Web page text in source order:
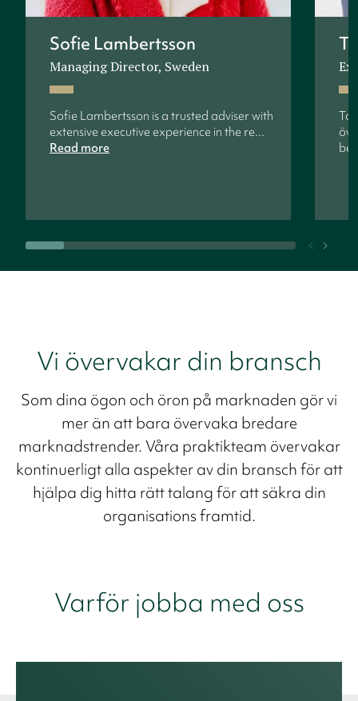
Sofie Lambertsson
Managing Director, Sweden
Sofie Lambertsson is a trusted adviser with
extensive executive experience in the re...
Read more
Vi övervakar din bransch
Som dina ögon och öron på marknaden gör vi
mer än att bara övervaka bredare
marknadstrender. Våra praktikteam övervakar
kontinuerligt alla aspekter av din bransch för att
hjälpa dig hitta rätt talang för att säkra din
organisations framtid.
Varför jobba med oss